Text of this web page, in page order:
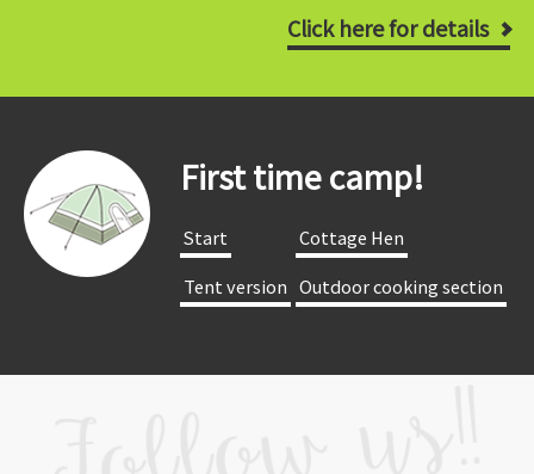
Click here for details
First time camp!
​ ​Start​ ​
​ ​Cottage Hen​ ​
​ ​Tent version​ ​ ​ ​Outdoor cooking section​ ​